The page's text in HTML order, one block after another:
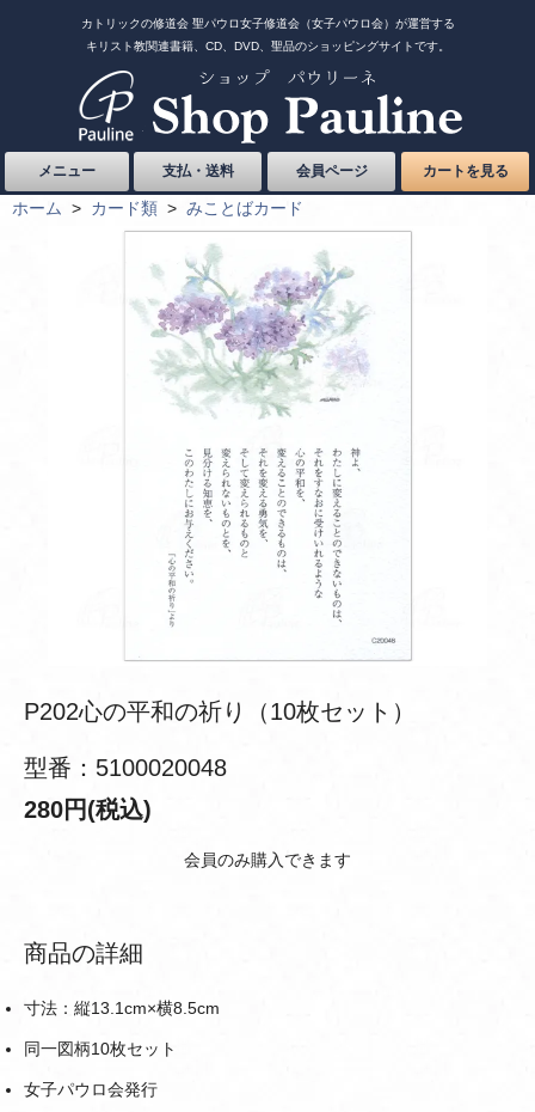
カトリックの修道会 聖パウロ女子修道会（女子パウロ会）が運営する
キリスト教関連書籍、CD、DVD、聖品のショッピングサイトです。
メニュー 支払・送料 会員ページ カートを見る
ホーム > カード類 > みことばカード
P202心の平和の祈り（10枚セット）
型番：5100020048
280円(税込)
会員のみ購入できます
商品の詳細
寸法：縦13.1cm×横8.5cm
同一図柄10枚セット
女子パウロ会発行